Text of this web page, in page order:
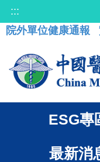
:::
院外單位健康通報
ESG專
最新消